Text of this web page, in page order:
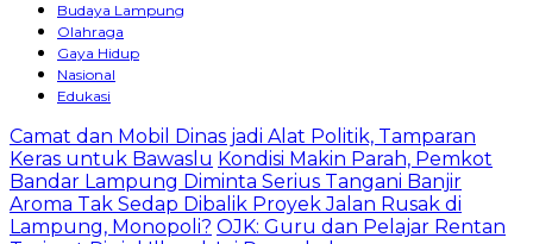
Budaya Lampung
Olahraga
Gaya Hidup
Nasional
Edukasi
Camat dan Mobil Dinas jadi Alat Politik, Tamparan
Keras untuk Bawaslu Kondisi Makin Parah, Pemkot
Bandar Lampung Diminta Serius Tangani Banjir
Aroma Tak Sedap Dibalik Proyek Jalan Rusak di
Lampung, Monopoli? OJK: Guru dan Pelajar Rentan